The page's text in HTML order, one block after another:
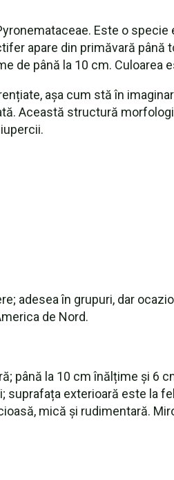
Este o specie
apare din primăvară până
de până la 10 cm. Culoarea
așa cum stă în
Această structură
adesea în grupuri, dar
de Nord.
până la 10 cm înălțime și 6
exterioară este la
mică și rudimentară.